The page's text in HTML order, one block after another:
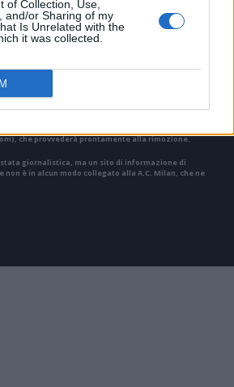
of Collection, Use,
and/or Sharing of my
Is Unrelated with the
it was collected.
presenti su "Milan Magazine" sono in parte giunti da
attenzione attraverso regolari comunicati stampa
autorizzati alla pubblicazione, e quindi valutati di
), che provvederà prontamente alla rimozione.
giornalistica, ma un sito di informazione di
è in alcun modo collegato alla A.C. Milan, che ne